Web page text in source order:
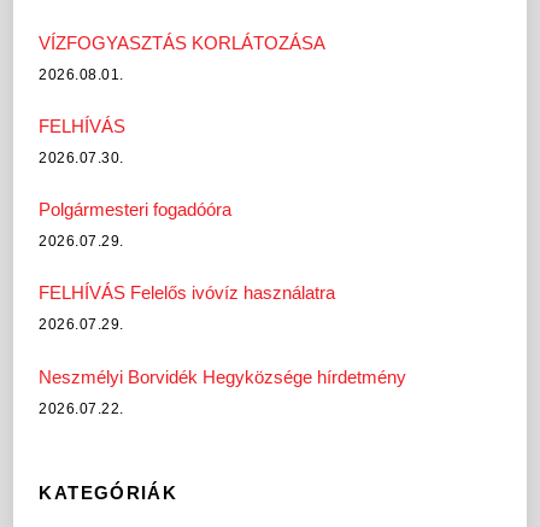
VÍZFOGYASZTÁS KORLÁTOZÁSA
2026.08.01.
FELHÍVÁS
2026.07.30.
Polgármesteri fogadóóra
2026.07.29.
FELHÍVÁS Felelős ivóvíz használatra
2026.07.29.
Neszmélyi Borvidék Hegyközsége hírdetmény
2026.07.22.
KATEGÓRIÁK